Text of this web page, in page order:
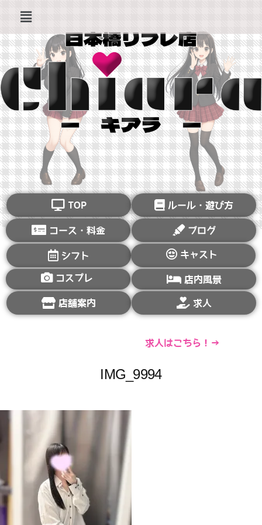
TOP ルール・遊び方
コース・料金 ブログ
シフト キャスト
コスプレ 店内風景
店舗案内 求人
求人はこちら！→
IMG_9994